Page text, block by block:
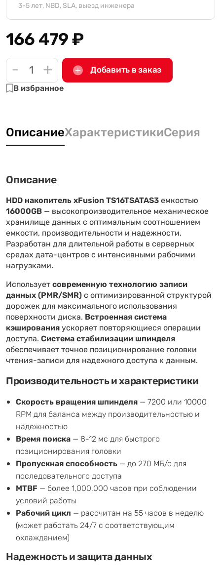
3-5 лет, NBD, SLA, выезд инженера
166 479₽
- + Добавить в заказ
В избранное
ОписаниеХарактеристикиСерия
Описание
HDD накопитель xFusion TS16TSATAS3емкостью
16000GB — высокопроизводительное механическое
хранилище данных с оптимальным соотношением
емкости, производительности и надежности.
Разработан для длительной работы в серверных
средах дата-центров с интенсивными рабочими
нагрузками.
Используетсовременную технологию записи
данных (PMR/SMR)с оптимизированной структурой
дорожек для максимального использования
поверхности диска. Встроенная система
кэшированияускоряет повторяющиеся операции
доступа. Система стабилизации шпинделя
обеспечивает точное позиционирование головки
чтения-записи для надежного доступа к данным.
Производительность и характеристики
Скорость вращения шпинделя — 7200 или 10000
RPM для баланса между производительностью и
надежностью
Время поиска — 8-12 мс для быстрого
позиционирования головки
Пропускная способность — до 270 МБ/с для
последовательного доступа
MTBF — более 1,000,000 часов при соблюдении
условий работы
Рабочий цикл — рассчитан на 55 часов в неделю
(может работать 24/7 с соответствующим
охлаждением)
Надежность и защита данных